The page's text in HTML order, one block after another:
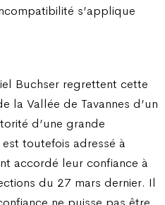
s’applique
Buchser regrettent cette
la Vallée de Tavannes d’un
d’une grande
toutefois adressé à
accordé leur confiance à
du 27 mars dernier. Il